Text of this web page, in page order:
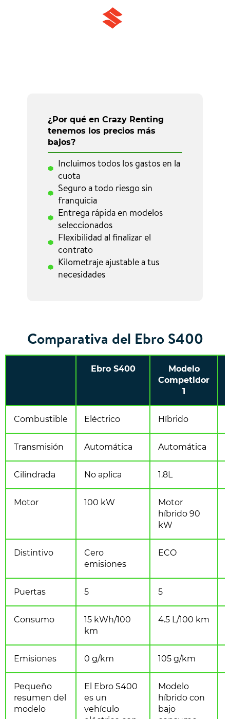
¿Por qué en Crazy Renting
tenemos los precios más
bajos?
Incluimos todos los gastos en la
cuota
Seguro a todo riesgo sin
franquicia
Entrega rápida en modelos
seleccionados
Flexibilidad al finalizar el
contrato
Kilometraje ajustable a tus
necesidades
Comparativa del Ebro S400
Ebro S400
Modelo
Competidor
1
Combustible Eléctrico Híbrido
Transmisión Automática Automática
Cilindrada No aplica 1.8L
Motor 100 kW
Motor
híbrido 90
kW
Distintivo
Cero
emisiones
ECO
Puertas 5 5
Consumo
15 kWh/100
km
4.5 L/100 km
Emisiones 0 g/km 105 g/km
Pequeño
resumen del
modelo
El Ebro S400
es un
vehículo
Modelo
híbrido con
bajo